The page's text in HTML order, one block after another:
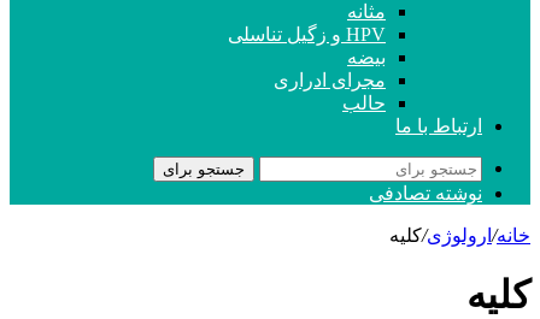
مثانه
HPV و زگیل تناسلی
بیضه
مجرای ادراری
حالب
ارتباط با ما
جستجو برای
نوشته تصادفی
خانه/ ارولوژی/کلیه
کلیه